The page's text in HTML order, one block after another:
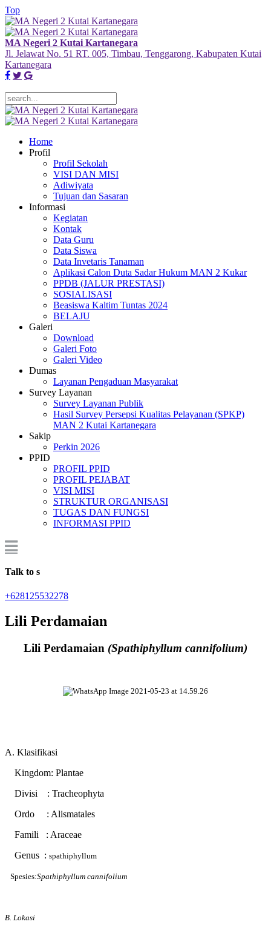
Top
MA Negeri 2 Kutai Kartanegara
Jl. Jelawat No. 51 RT. 005, Timbau, Tenggarong, Kabupaten Kutai
Kartanegara
Home
Profil
Profil Sekolah
VISI DAN MISI
Adiwiyata
Tujuan dan Sasaran
Informasi
Kegiatan
Kontak
Data Guru
Data Siswa
Data Invetaris Tanaman
Aplikasi Calon Duta Sadar Hukum MAN 2 Kukar
PPDB (JALUR PRESTASI)
SOSIALISASI
Beasiswa Kaltim Tuntas 2024
BELAJU
Galeri
Download
Galeri Foto
Galeri Video
Dumas
Layanan Pengaduan Masyarakat
Survey Layanan
Survey Layanan Publik
Hasil Survey Persepsi Kualitas Pelayanan (SPKP)
MAN 2 Kutai Kartanegara
Sakip
Perkin 2026
PPID
PROFIL PPID
PROFIL PEJABAT
VISI MISI
STRUKTUR ORGANISASI
TUGAS DAN FUNGSI
INFORMASI PPID
Talk to s
+628125532278
Lili Perdamaian
Lili Perdamaian (Spathiphyllum cannifolium)
A. Klasifikasi
Kingdom: Plantae
Divisi : Tracheophyta
Ordo : Alismatales
Famili : Araceae
Genus : spathiphyllum
Spesies:Spathiphyllum cannifolium
B. Lokasi